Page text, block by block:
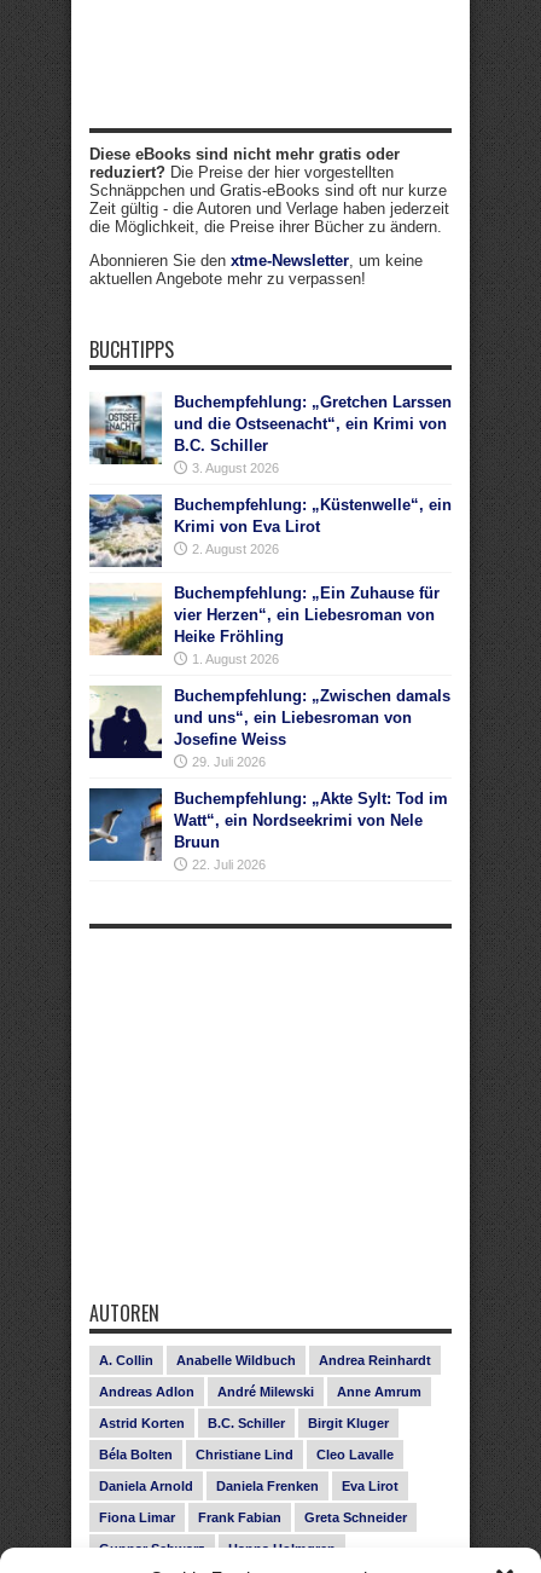
Diese eBooks sind nicht mehr gratis oder
reduziert? Die Preise der hier vorgestellten
Schnäppchen und Gratis-eBooks sind oft nur kurze
Zeit gültig - die Autoren und Verlage haben jederzeit
die Möglichkeit, die Preise ihrer Bücher zu ändern.
Abonnieren Sie den xtme-Newsletter, um keine
aktuellen Angebote mehr zu verpassen!
BUCHTIPPS
Buchempfehlung: „Gretchen Larssen
und die Ostseenacht“, ein Krimi von
B.C. Schiller
3. August 2026
Buchempfehlung: „Küstenwelle“, ein
Krimi von Eva Lirot
2. August 2026
Buchempfehlung: „Ein Zuhause für
vier Herzen“, ein Liebesroman von
Heike Fröhling
1. August 2026
Buchempfehlung: „Zwischen damals
und uns“, ein Liebesroman von
Josefine Weiss
29. Juli 2026
Buchempfehlung: „Akte Sylt: Tod im
Watt“, ein Nordseekrimi von Nele
Bruun
22. Juli 2026
AUTOREN
A. Collin Anabelle Wildbuch Andrea Reinhardt
Andreas Adlon André Milewski Anne Amrum
Astrid Korten B.C. Schiller Birgit Kluger
Béla Bolten Christiane Lind Cleo Lavalle
Daniela Arnold Daniela Frenken Eva Lirot
Fiona Limar Frank Fabian Greta Schneider
Gunnar Schwarz Hanna Holmgren